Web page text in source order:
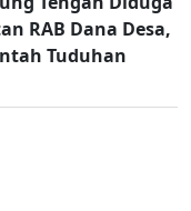
RAB Dana Desa,
Tuduhan